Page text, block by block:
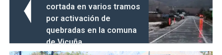
cortada en varios tramos
por activación de
quebradas en la comuna
de Vicuña